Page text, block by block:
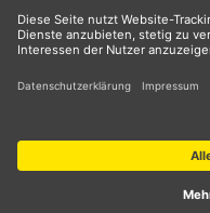
** ehemaliger UVP
*** Preis entspricht